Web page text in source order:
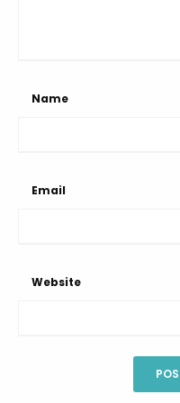
Name
Email
Website